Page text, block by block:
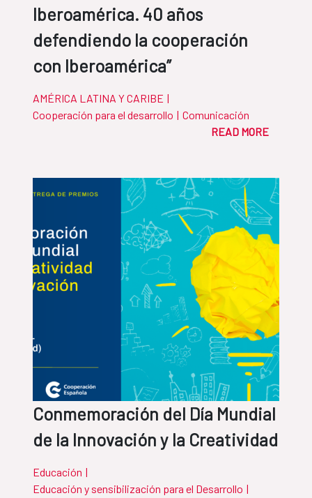
Iberoamérica. 40 años
defendiendo la cooperación
con Iberoamérica”
AMÉRICA LATINA Y CARIBE |
Cooperación para el desarrollo | Comunicación
READ MORE
Conmemoración del Día Mundial
de la Innovación y la Creatividad
Educación |
Educación y sensibilización para el Desarrollo |